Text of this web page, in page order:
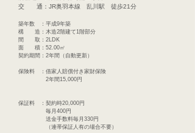
交 通：JR奥羽本線 乱川駅 徒歩21分
築年数 ：平成9年築
構 造：木造2階建て1階部分
​間 取：2LDK
面 積：52.00㎡
​契約期間：2年間（自動更新）
保険料 ：借家人賠償付き家財保険
2年間15,000円
保証料 ：契約時20,000円
毎月400円
送金手数料毎月330円
​ （連帯保証人有の場合不要）